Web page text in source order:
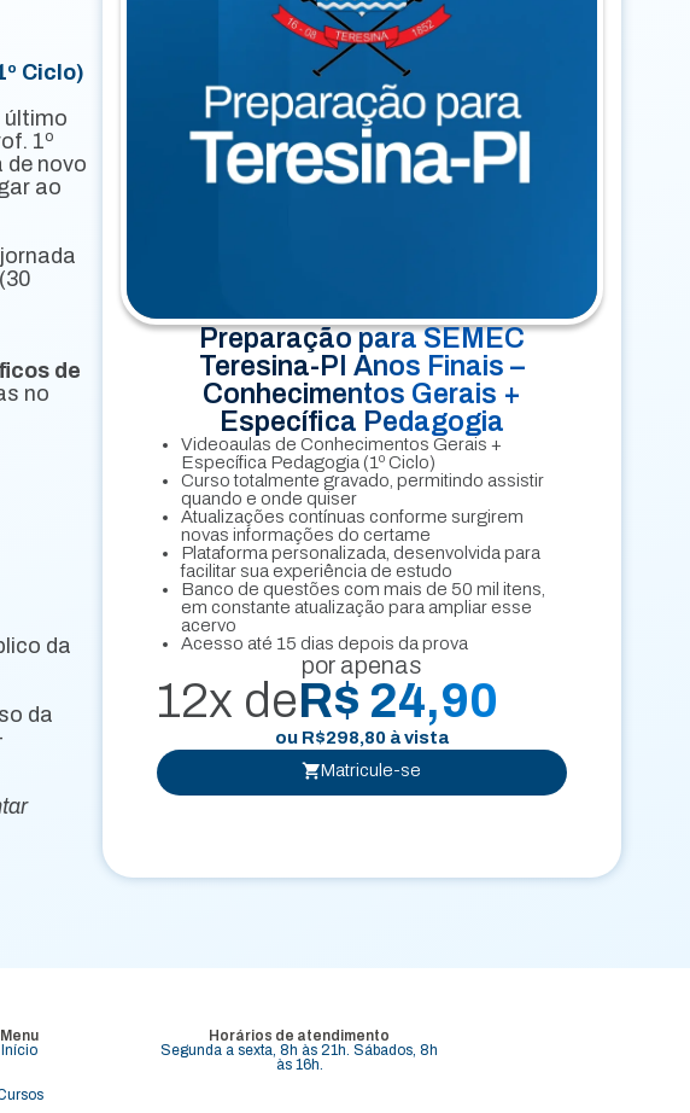
Ciclo)
1º
de novo
ao
de
no
da
da
Preparação para SEMEC
Teresina-PI Anos Finais –
Conhecimentos Gerais +
Específica Pedagogia
Videoaulas de Conhecimentos Gerais +
Específica Pedagogia (1º Ciclo)
Curso totalmente gravado, permitindo assistir
quando e onde quiser
Atualizações contínuas conforme surgirem
novas informações do certame
Plataforma personalizada, desenvolvida para
facilitar sua experiência de estudo
Banco de questões com mais de 50 mil itens,
em constante atualização para ampliar esse
acervo
Acesso até 15 dias depois da prova
por apenas
12x deR$ 24,90
ou R$298,80à vista
Matricule-se
Menu
Início
Horários de atendimento
Segunda a sexta, 8h às 21h. Sábados, 8h
às 16h.